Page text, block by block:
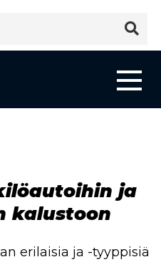
ja
kalustoon
erilaisia ja -tyyppisiä